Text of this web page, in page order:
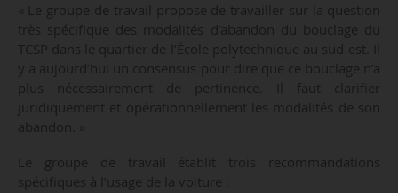
« Le groupe de travail propose de travailler sur la question
très spécifique des modalités d’abandon du bouclage du
TCSP dans le quartier de l’École polytechnique au sud-est. Il
y a aujourd’hui un consensus pour dire que ce bouclage n’a
plus nécessairement de pertinence. Il faut clarifier
juridiquement et opérationnellement les modalités de son
abandon. »
Le groupe de travail établit trois recommandations
spécifiques à l’usage de la voiture :